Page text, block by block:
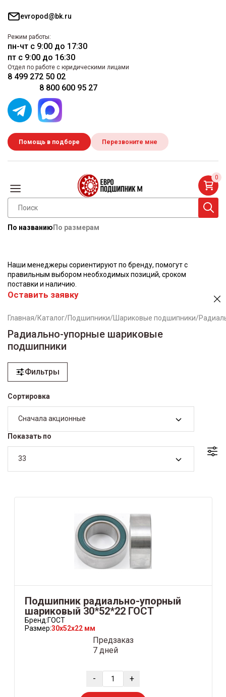
evropod@bk.ru
Режим работы:
пн-чт с 9:00 до 17:30
пт с 9:00 до 16:30
Отдел по работе с юридическими лицами
8 499 272 50 02
8 800 600 95 27
Помощь в подборе Перезвоните мне
По названию По размерам
0
Наши менеджеры сориентируют по бренду, помогут с
правильным выбором необходимых позиций, сроком
поставки и наличию.
Оставить заявку
Главная/Каталог/Подшипники/ Шариковые подшипники/
Радиально-упорные шариковые
подшипники
Фильтры
Сортировка
Сначала акционные
Показать по
33
Подшипник радиально-упорный
шариковый 30*52*22 ГОСТ
Бренд:ГОСТ
Размер:30x52x22 мм
Предзаказ
7 дней
- +